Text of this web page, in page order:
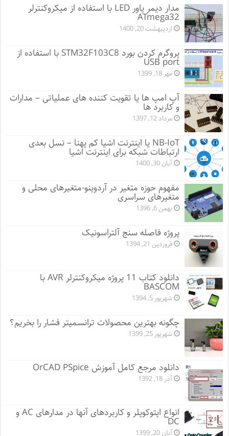
مدار دیمر پاور LED با استفاده از میکروکنترلر
ATmega32
اردیبهشت 20, 1400
پروگرم کردن بورد STM32F103C8 با استفاده از
USB port
مهر 18, 1399
آپ امپ ها یا تقویت کننده های عملیاتی – مدارات
و کاربرد ها
مرداد 12, 1397
NB-IoT یا اینترنت اشیا کم پهنا – نسل بعدی
ارتباطات شبکه برای اینترنت اشیا
آبان 30, 1400
مفهوم حوزه متغیر در آردوینو-متغیرهای محلی و
متغیرهای سراسری
بهمن 6, 1396
پروژه فاصله سنج آلتراسونیک
فروردین 21, 1394
دانلود کتاب 11 پروژه میکروکنترلر AVR با
BASCOM
شهریور 5, 1394
چگونه بهترین محصولات ترانسمیتر فشار را بخریم؟
شهریور 25, 1399
دانلود مرجع کامل آموزش OrCAD PSpice
آذر 18, 1392
انواع اپتوکوپلر و کاربردهای آنها در مدارهای AC و
DC
آبان 20, 1399